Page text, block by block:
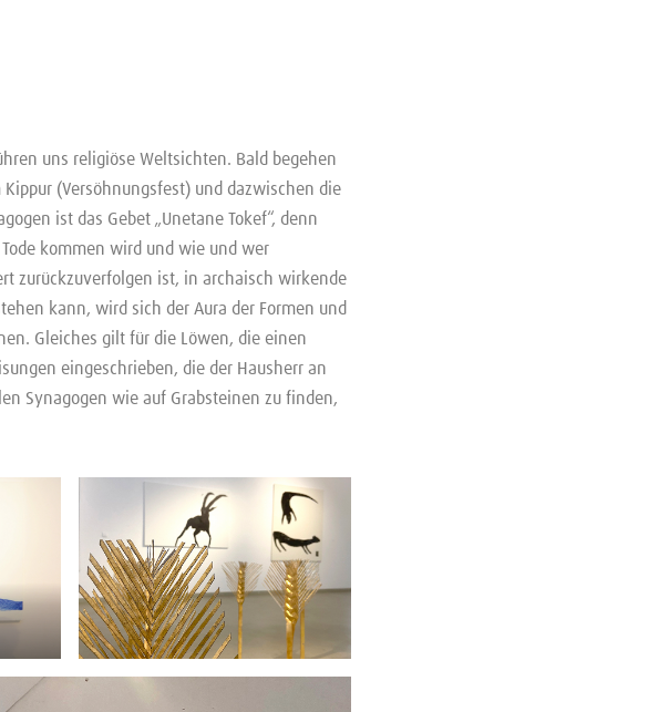
uns religiöse Weltsichten. Bald begehen
Kippur (Versöhnungsfest) und dazwischen die
ist das Gebet „Unetane Tokef“, denn
kommen wird und wie und wer
zurückzuverfolgen ist, in archaisch wirkende
kann, wird sich der Aura der Formen und
Gleiches gilt für die Löwen, die einen
eingeschrieben, die der Hausherr an
Synagogen wie auf Grabsteinen zu finden,